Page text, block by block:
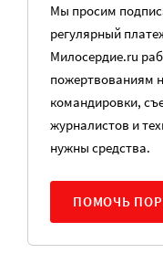
Мы просим
регулярный
Милосердие.ru
пожертвованиям
командировки,
журналистов и
нужны средства.
ПОМОЧЬ